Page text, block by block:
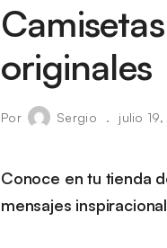
originales
Por Sergio julio
Conoce en tu tienda
mensajes